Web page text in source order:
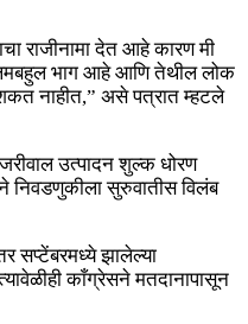
राजीनामा देत आहे कारण मी
भाग आहे आणि तेथील लोक
नाहीत,” असे पत्रात म्हटले
उत्पादन शुल्क धोरण
निवडणुकीला सुरुवातीस विलंब
सप्टेंबरमध्ये झालेल्या
काँग्रेसने मतदानापासून